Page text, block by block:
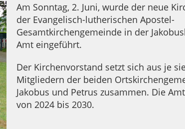
Am Sonntag, 2. Juni, wurde der neue
der Evangelisch-lutherischen Apostel-
Gesamtkirchengemeinde in der
Amt eingeführt.
Der Kirchenvorstand setzt sich aus je
Mitgliedern der beiden
Jakobus und Petrus zusammen. Die
von 2024 bis 2030.